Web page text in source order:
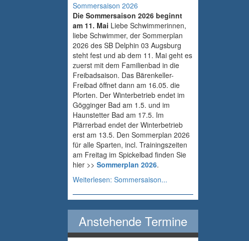
Sommersaison 2026
Die Sommersaison 2026 beginnt
am 11. Mai Liebe Schwimmerinnen,
liebe Schwimmer, der Sommerplan
2026 des SB Delphin 03 Augsburg
steht fest und ab dem 11. Mai geht es
zuerst mit dem Familienbad in die
Freibadsaison. Das Bärenkeller-
Freibad öffnet dann am 16.05. die
Pforten. Der Winterbetrieb endet im
Gögginger Bad am 1.5. und im
Haunstetter Bad am 17.5. Im
Plärrerbad endet der Winterbetrieb
erst am 13.5. Den Sommerplan 2026
für alle Sparten, incl. Trainingszeiten
am Freitag im Spickelbad finden Sie
hier >> Sommerplan 2026.
Weiterlesen: Sommersaison...
Anstehende Termine